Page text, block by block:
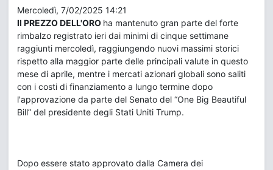
Mercoledì, 7/02/2025 14:21
Il PREZZO DELL'ORO ha mantenuto gran parte del forte
rimbalzo registrato ieri dai minimi di cinque settimane
raggiunti mercoledì, raggiungendo nuovi massimi storici
rispetto alla maggior parte delle principali valute in questo
mese di aprile, mentre i mercati azionari globali sono saliti
con i costi di finanziamento a lungo termine dopo
l'approvazione da parte del Senato del “One Big Beautiful
Bill” del presidente degli Stati Uniti Trump.
Dopo essere stato approvato dalla Camera dei